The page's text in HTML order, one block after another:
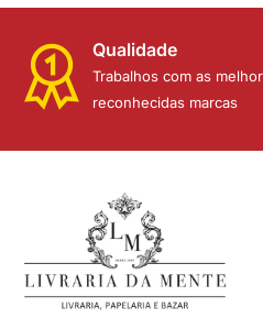
Qualidade
Trabalhos com as
reconhecidas marcas